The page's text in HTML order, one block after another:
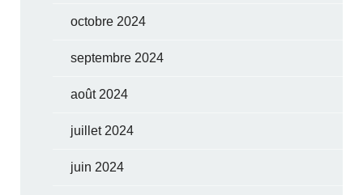
octobre 2024
septembre 2024
août 2024
juillet 2024
juin 2024